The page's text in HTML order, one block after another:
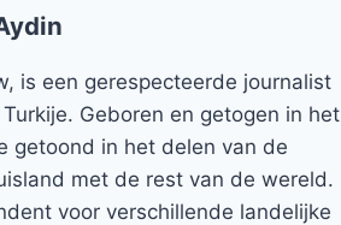
is een gerespecteerde journalist
Geboren en getogen in het
getoond in het delen van de
met de rest van de wereld.
voor verschillende landelijke